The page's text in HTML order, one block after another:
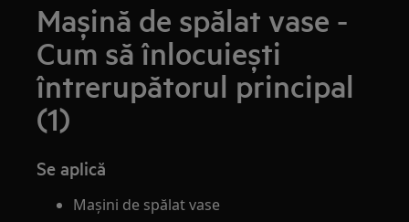
Mașină de spălat vase -
Cum să înlocuiești
întrerupătorul principal
(1)
Se aplică
Mașini de spălat vase